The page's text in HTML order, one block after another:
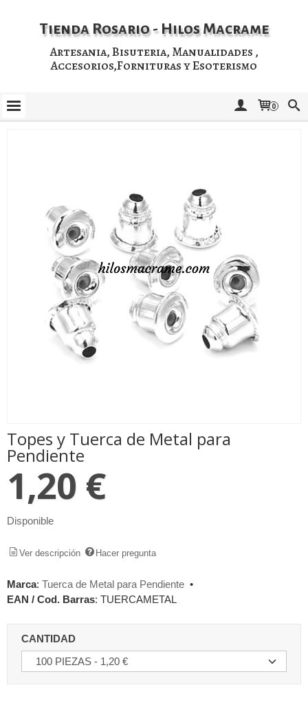
Tienda Rosario - Hilos Macrame
Artesania, Bisuteria, Manualidades ,
Accesorios,Fornituras y Esoterismo
0
Topes y Tuerca de Metal para
Pendiente
1,20 €
Disponible
Ver descripción Hacer pregunta
Marca: Tuerca de Metal para Pendiente •
EAN / Cod. Barras: TUERCAMETAL
CANTIDAD